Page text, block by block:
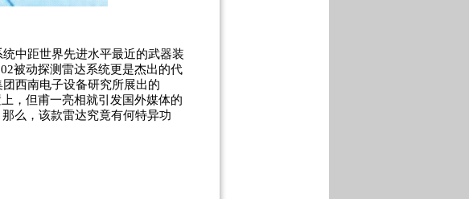
中距世界先进水平最近的武器装
被动探测雷达系统更是杰出的代
西南电子设备研究所展出的
，但甫一亮相就引发国外媒体的
么，该款雷达究竟有何特异功